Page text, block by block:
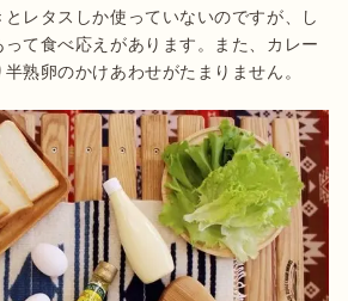
レタスしか使っていないのですが、し
て食べ応えがあります。また、カレー
熟卵のかけあわせがたまりません。